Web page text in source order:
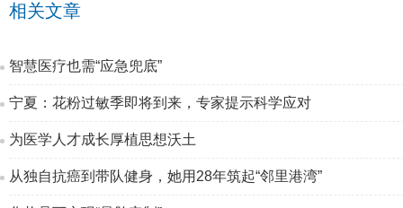
相关文章
智慧医疗也需“应急兜底”
宁夏：花粉过敏季即将到来，专家提示科学应对
为医学人才成长厚植思想沃土
从独自抗癌到带队健身，她用28年筑起“邻里港湾”